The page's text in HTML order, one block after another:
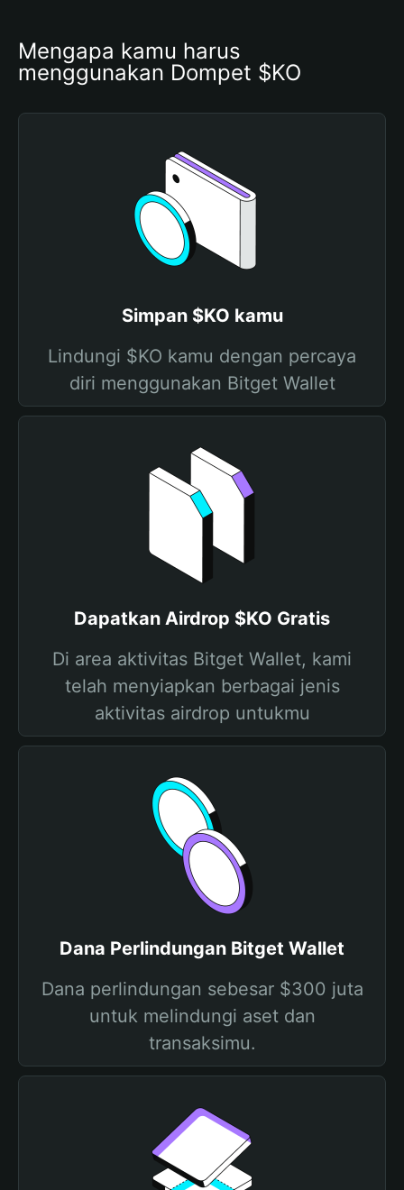
Mengapa kamu harus
menggunakan Dompet $KO
Simpan $KO kamu
Lindungi $KO kamu dengan percaya
diri menggunakan Bitget Wallet
Dapatkan Airdrop $KO Gratis
Di area aktivitas Bitget Wallet, kami
telah menyiapkan berbagai jenis
aktivitas airdrop untukmu
Dana Perlindungan Bitget Wallet
Dana perlindungan sebesar $300 juta
untuk melindungi aset dan
transaksimu.